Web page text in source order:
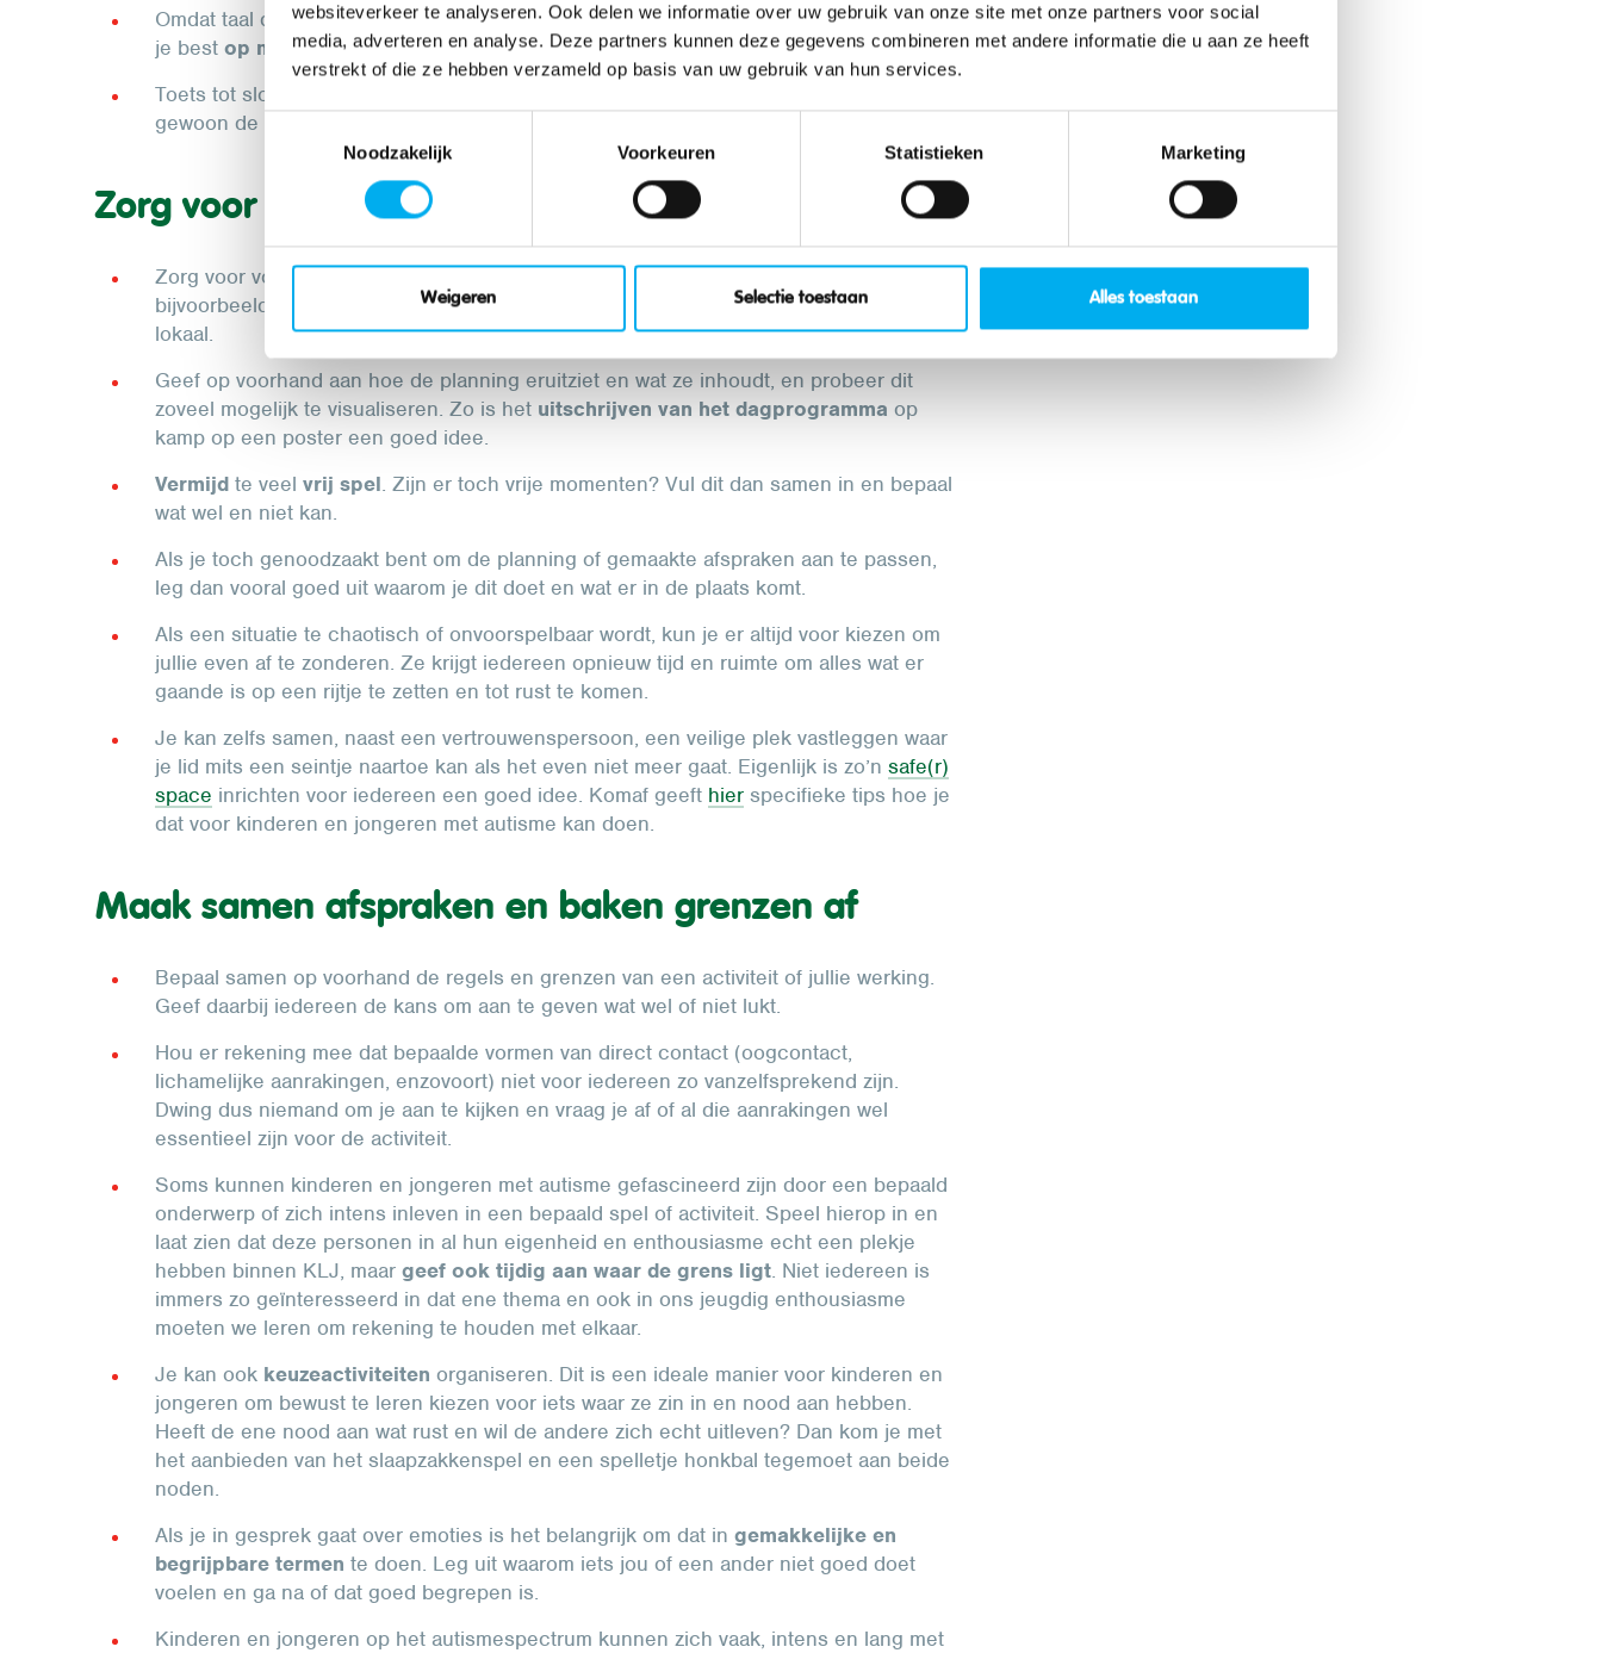
websiteverkeer te analyseren. Ook delen we informatie over uw gebruik van onze site met onze partners voor social
media, adverteren en analyse. Deze partners kunnen deze gegevens combineren met andere informatie die u aan ze heeft
verstrekt of die ze hebben verzameld op basis van uw gebruik van hun services.
Noodzakelijk
Voorkeuren Statistieken Marketing
Weigeren Selectie toestaan Alles toestaan
Omdat taal door kinderen en jongeren met autisme vaak letterlijk wordt begrepen,let
je best op met grapjes en beeldspraak.
Toets tot slot af of jullie elkaar op dezelfde manier begrepen hebben, dat is eigenlijk
gewoon de simpelste manier om misverstanden te vermijden.
Zorg voor structuur en voorspelbaarheid
Zorg voor voldoende duidelijkheid en structuur doorheen jullie werking. Dat kan je
bijvoorbeeld gemakkelijk doen door een jaar- of maandplanning op te hangen in jullie
lokaal.
Geef op voorhand aan hoe de planning eruitziet en wat ze inhoudt, en probeer dit
zoveel mogelijk te visualiseren. Zo is het uitschrijven van het dagprogramma op
kamp op een poster een goed idee.
Vermijd te veel vrij spel. Zijn er toch vrije momenten? Vul dit dan samen in en bepaal
wat wel en niet kan.
Als je toch genoodzaakt bent om de planning of gemaakte afspraken aan te passen,
leg dan vooral goed uit waarom je dit doet en wat er in de plaats komt.
Als een situatie te chaotisch of onvoorspelbaar wordt, kun je er altijd voor kiezen om
jullie even af te zonderen. Ze krijgt iedereen opnieuw tijd en ruimte om alles wat er
gaande is op een rijtje te zetten en tot rust te komen.
Je kan zelfs samen, naast een vertrouwenspersoon, een veilige plek vastleggen waar
je lid mits een seintje naartoe kan als het even niet meer gaat. Eigenlijk is zo’n safe(r)
space inrichten voor iedereen een goed idee. Komaf geeft hier specifieke tips hoe je
dat voor kinderen en jongeren met autisme kan doen.
Maak samen afspraken en baken grenzen af
Bepaal samen op voorhand de regels en grenzen van een activiteit of jullie werking.
Geef daarbij iedereen de kans om aan te geven wat wel of niet lukt.
Hou er rekening mee dat bepaalde vormen van direct contact (oogcontact,
lichamelijke aanrakingen, enzovoort) niet voor iedereen zo vanzelfsprekend zijn.
Dwing dus niemand om je aan te kijken en vraag je af of al die aanrakingen wel
essentieel zijn voor de activiteit.
Soms kunnen kinderen en jongeren met autisme gefascineerd zijn door een bepaald
onderwerp of zich intens inleven in een bepaald spel of activiteit. Speel hierop in en
laat zien dat deze personen in al hun eigenheid en enthousiasme echt een plekje
hebben binnen KLJ, maar geef ook tijdig aan waar de grens ligt. Niet iedereen is
immers zo geïnteresseerd in dat ene thema en ook in ons jeugdig enthousiasme
moeten we leren om rekening te houden met elkaar.
Je kan ook keuzeactiviteiten organiseren. Dit is een ideale manier voor kinderen en
jongeren om bewust te leren kiezen voor iets waar ze zin in en nood aan hebben.
Heeft de ene nood aan wat rust en wil de andere zich echt uitleven? Dan kom je met
het aanbieden van het slaapzakkenspel en een spelletje honkbal tegemoet aan beide
noden.
Als je in gesprek gaat over emoties is het belangrijk om dat in gemakkelijke en
begrijpbare termen te doen. Leg uit waarom iets jou of een ander niet goed doet
voelen en ga na of dat goed begrepen is.
Kinderen en jongeren op het autismespectrum kunnen zich vaak, intens en lang met